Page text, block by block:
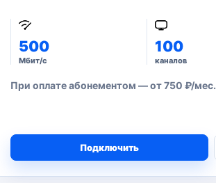
500
Мбит/с
100
каналов
При оплате абонементом — от 750 ₽/мес.
Подключить